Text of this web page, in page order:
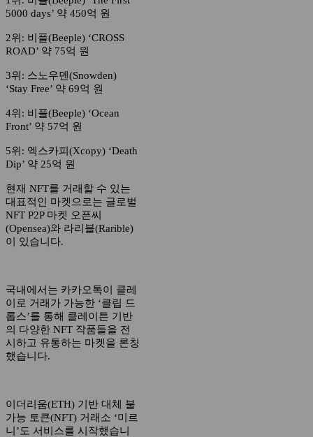
5000 days’ 약 450억 원
2위: 비플(Beeple) ‘CROSS
ROAD’ 약 75억 원
3위: 스노우덴(Snowden)
‘Stay Free’ 약 69억 원
4위: 비플(Beeple) ‘Ocean
Front’ 약 57억 원
5위: 엑스카피(Xcopy) ‘Death
Dip’ 약 25억 원
현재 NFT를 거래할 수 있는
대표적인 마켓으로는 글로벌
NFT P2P 마켓 오픈씨
(Opensea)와 라리블(Rarible)
이 있습니다.
국내에서는 카카오톡이 클레
이로 거래가 가능한 ‘클립 드
롭스’를 통해 클레이튼 기반
의 다양한 NFT 작품들을 전
시하고 유통하는 마켓을 론칭
했습니다.
이더리움(ETH) 기반 대체 불
가능 토큰(NFT) 거래소 ‘미르
니’도 서비스를 시작했습니